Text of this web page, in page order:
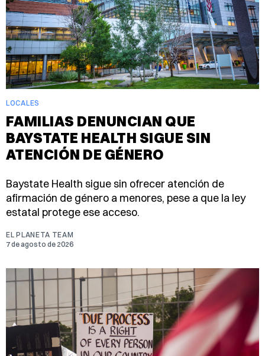
LOCALES
FAMILIAS DENUNCIAN QUE
BAYSTATE HEALTH SIGUE SIN
ATENCIÓN DE GÉNERO
Baystate Health sigue sin ofrecer atención de
afirmación de género a menores, pese a que la ley
estatal protege ese acceso.
EL PLANETA TEAM
7 de agosto de 2026